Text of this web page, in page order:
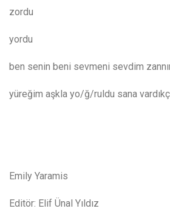
zordu
yordu
ben senin beni sevmeni sevdim
yüreğim aşkla yo/ğ/ruldu sana
19/02/
Emily Yaramis
Editör: Elif Ünal Yıldız